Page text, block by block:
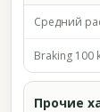
Средний
Braking 100
Прочие